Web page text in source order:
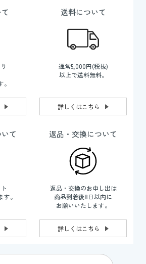
送料について
通常5,000円(税抜)
以上で送料無料。
詳しくはこちら
て
。
返品・交換について
返品・交換のお申し出は
商品到着後8日以内に
お願いいたします。
詳しくはこちら